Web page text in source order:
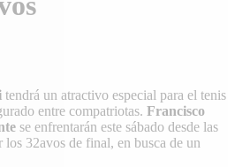
tendrá un atractivo especial para el tenis
entre compatriotas. Francisco
se enfrentarán este sábado desde las
los 32avos de final, en busca de un